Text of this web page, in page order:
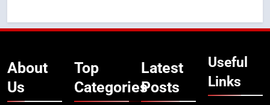
8
देना सरकार की सर्वोच्च प्राथमिकता, आने
वाले महीनों में हजारों पदों पर की जाएगी
भर्ती
उत्तराखण्ड
About
Us
Top
Categories
Latest
Posts
Useful
Links